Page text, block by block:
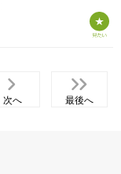
次へ 最後へ